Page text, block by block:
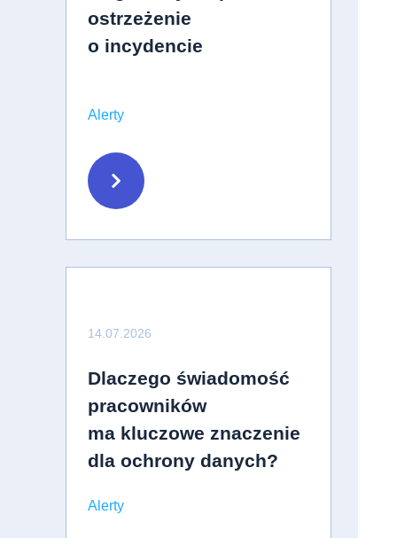
ostrzeżenie
o incydencie
Alerty
14.07.2026
Dlaczego świadomość
pracowników
ma kluczowe znaczenie
dla ochrony danych?
Alerty